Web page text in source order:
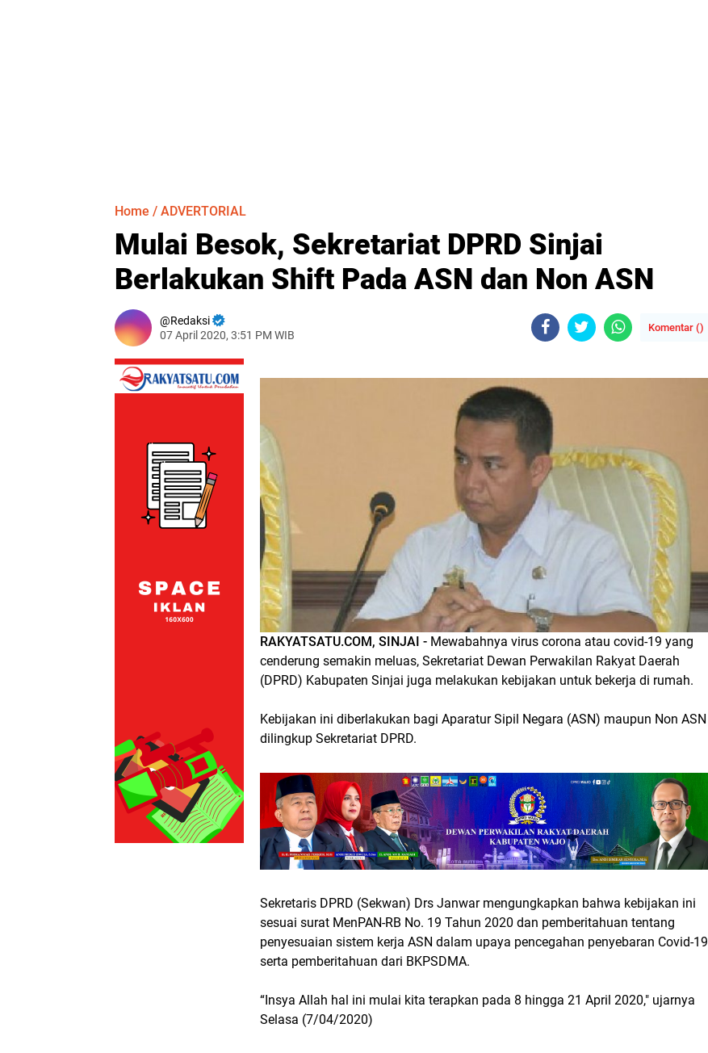
Home / ADVERTORIAL
Mulai Besok, Sekretariat DPRD Sinjai
Berlakukan Shift Pada ASN dan Non ASN
Redaksi
07 April 2020, 3:51 PM WIB
Komentar ()
RAKYATSATU.COM, SINJAI - Mewabahnya virus corona atau covid-19 yang
cenderung semakin meluas, Sekretariat Dewan Perwakilan Rakyat Daerah
(DPRD) Kabupaten Sinjai juga melakukan kebijakan untuk bekerja di rumah.
Kebijakan ini diberlakukan bagi Aparatur Sipil Negara (ASN) maupun Non ASN
dilingkup Sekretariat DPRD.
Sekretaris DPRD (Sekwan) Drs Janwar mengungkapkan bahwa kebijakan ini
sesuai surat MenPAN-RB No. 19 Tahun 2020 dan pemberitahuan tentang
penyesuaian sistem kerja ASN dalam upaya pencegahan penyebaran Covid-19
serta pemberitahuan dari BKPSDMA.
“Insya Allah hal ini mulai kita terapkan pada 8 hingga 21 April 2020," ujarnya
Selasa (7/04/2020)